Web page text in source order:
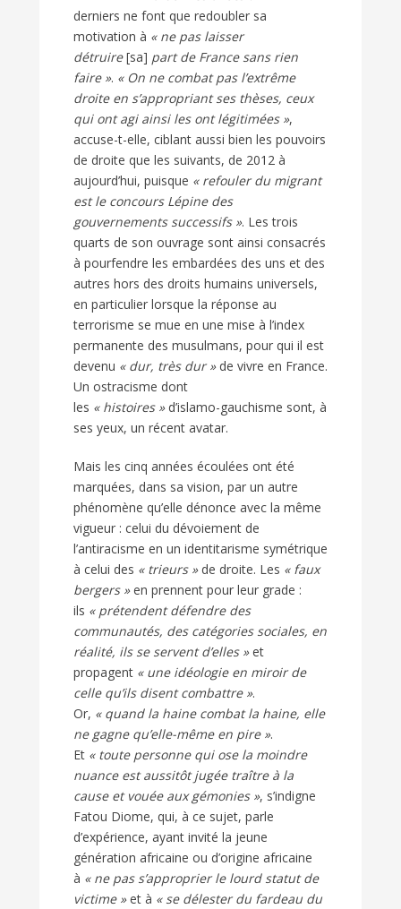
derniers ne font que redoubler sa
motivation à « ne pas laisser
détruire[sa] part de France sans rien
faire ». « On ne combat pas l’extrême
droite en s’appropriant ses thèses, ceux
qui ont agi ainsi les ont légitimées »,
accuse-t-elle, ciblant aussi bien les pouvoirs
de droite que les suivants, de 2012 à
aujourd’hui, puisque « refouler du migrant
est le concours Lépine des
gouvernements successifs ». Les trois
quarts de son ouvrage sont ainsi consacrés
à pourfendre les embardées des uns et des
autres hors des droits humains universels,
en particulier lorsque la réponse au
terrorisme se mue en une mise à l’index
permanente des musulmans, pour qui il est
devenu « dur, très dur »de vivre en France.
Un ostracisme dont
les « histoires » d’islamo-gauchisme sont, à
ses yeux, un récent avatar.
Mais les cinq années écoulées ont été
marquées, dans sa vision, par un autre
phénomène qu’elle dénonce avec la même
vigueur : celui du dévoiement de
l’antiracisme en un identitarisme symétrique
à celui des « trieurs »de droite. Les « faux
bergers »en prennent pour leur grade :
ils « prétendent défendre des
communautés, des catégories sociales, en
réalité, ils se servent d’elles »et
propagent « une idéologie en miroir de
celle qu’ils disent combattre ».
Or, « quand la haine combat la haine, elle
ne gagne qu’elle-même en pire ».
Et « toute personne qui ose la moindre
nuance est aussitôt jugée traître à la
cause et vouée aux gémonies », s’indigne
Fatou Diome, qui, à ce sujet, parle
d’expérience, ayant invité la jeune
génération africaine ou d’origine africaine
à « ne pas s’approprier le lourd statut de
victime »et à « se délester du fardeau du